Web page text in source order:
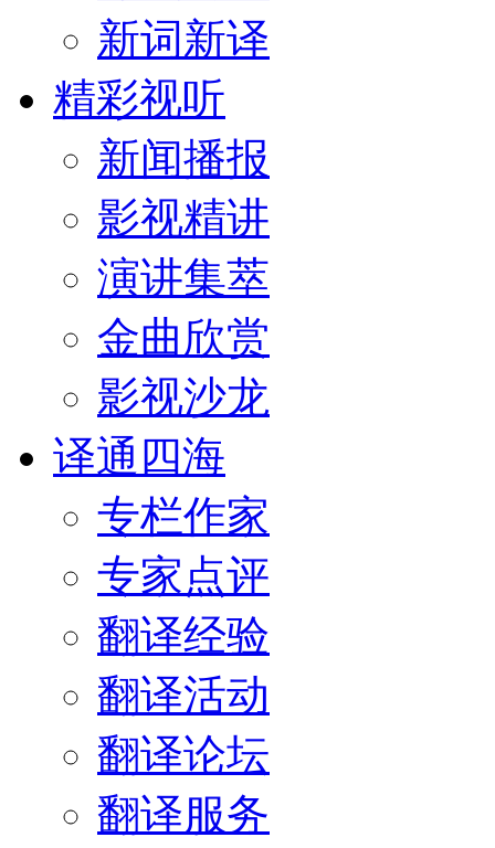
新词新译
精彩视听
新闻播报
影视精讲
演讲集萃
金曲欣赏
影视沙龙
译通四海
专栏作家
专家点评
翻译经验
翻译活动
翻译论坛
翻译服务